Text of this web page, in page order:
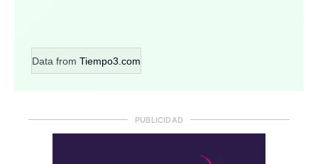
Data from Tiempo3.com
PUBLICIDAD